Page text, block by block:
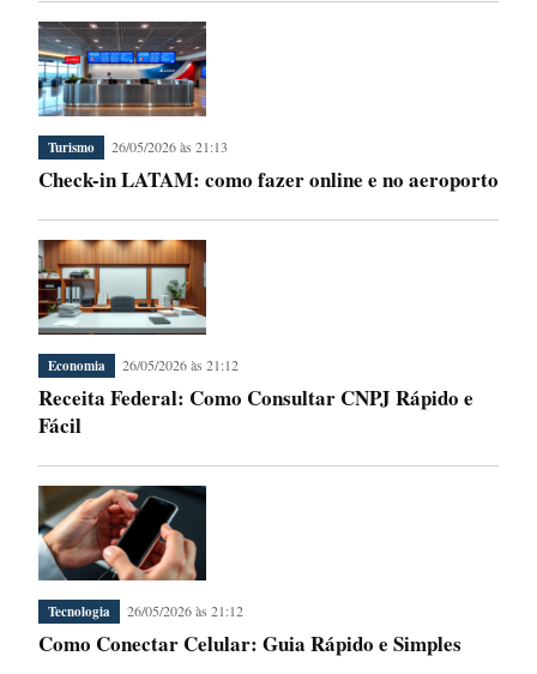
Turismo 26/05/2026 às 21:13
Check-in LATAM: como fazer online e no aeroporto
Economia 26/05/2026 às 21:12
Receita Federal: Como Consultar CNPJ Rápido e
Fácil
Tecnologia 26/05/2026 às 21:12
Como Conectar Celular: Guia Rápido e Simples